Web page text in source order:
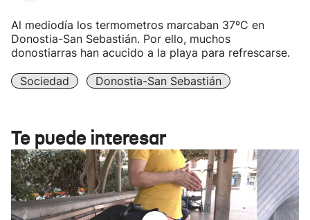
Al mediodía los termometros marcaban 37ºC en
Donostia-San Sebastián. Por ello, muchos
donostiarras han acucido a la playa para refrescarse.
Sociedad Donostia-San Sebastián
Te puede interesar